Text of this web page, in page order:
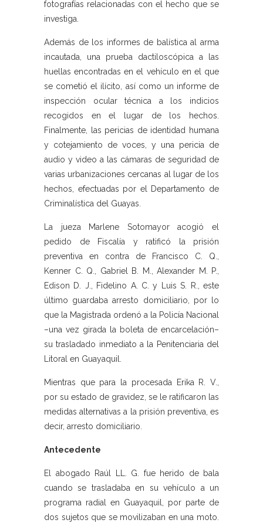
fotografías relacionadas con el hecho que se
investiga.
Además de los informes de balística al arma
incautada, una prueba dactiloscópica a las
huellas encontradas en el vehículo en el que
se cometió el ilícito, así como un informe de
inspección ocular técnica a los indicios
recogidos en el lugar de los hechos.
Finalmente, las pericias de identidad humana
y cotejamiento de voces, y una pericia de
audio y video a las cámaras de seguridad de
varias urbanizaciones cercanas al lugar de los
hechos, efectuadas por el Departamento de
Criminalística del Guayas.
La jueza Marlene Sotomayor acogió el
pedido de Fiscalía y ratificó la prisión
preventiva en contra de Francisco C. Q.,
Kenner C. Q., Gabriel B. M., Alexander M. P.,
Edison D. J., Fidelino A. C. y Luis S. R., este
último guardaba arresto domiciliario, por lo
que la Magistrada ordenó a la Policía Nacional
–una vez girada la boleta de encarcelación–
su trasladado inmediato a la Penitenciaria del
Litoral en Guayaquil.
Mientras que para la procesada Erika R. V.,
por su estado de gravidez, se le ratificaron las
medidas alternativas a la prisión preventiva, es
decir, arresto domiciliario.
Antecedente
El abogado Raúl LL. G. fue herido de bala
cuando se trasladaba en su vehículo a un
programa radial en Guayaquil, por parte de
dos sujetos que se movilizaban en una moto.